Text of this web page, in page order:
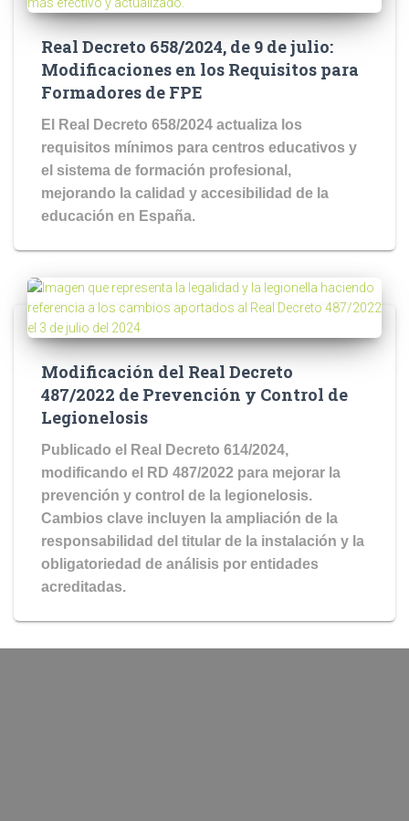
Real Decreto 658/2024, de 9 de julio:
Modificaciones en los Requisitos para
Formadores de FPE
El Real Decreto 658/2024 actualiza los
requisitos mínimos para centros educativos y
el sistema de formación profesional,
mejorando la calidad y accesibilidad de la
educación en España.
Modificación del Real Decreto
487/2022 de Prevención y Control de
Legionelosis
Publicado el Real Decreto 614/2024,
modificando el RD 487/2022 para mejorar la
prevención y control de la legionelosis.
Cambios clave incluyen la ampliación de la
responsabilidad del titular de la instalación y la
obligatoriedad de análisis por entidades
acreditadas.